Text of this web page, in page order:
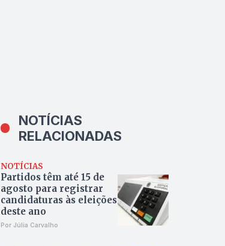
NOTÍCIAS
RELACIONADAS
NOTÍCIAS
Partidos têm até 15 de
agosto para registrar
candidaturas às eleições
deste ano
Por Júlia Carvalho